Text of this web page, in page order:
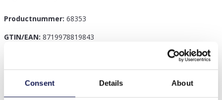
Consent Details About
Productnummer: 68353
GTIN/EAN: 8719978819843
Introductie van de Q-M6.2 BAG1015-002-3 Make-uptas,